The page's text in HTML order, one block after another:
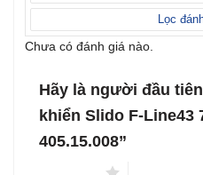
sao
Lọc
Chưa có đánh giá nào.
Hãy là người đầu
khiển Slido F-Line43
405.15.008”